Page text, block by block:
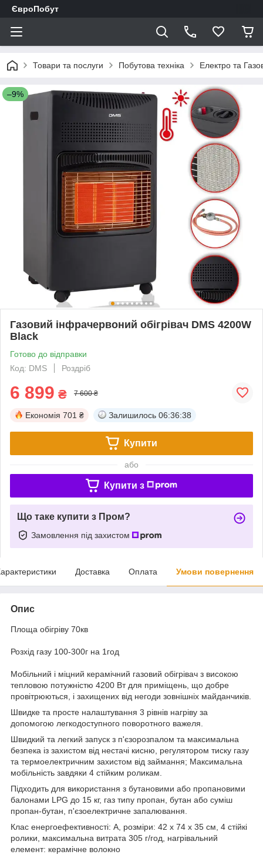
ЄвроПобут
Товари та послуги Побутова техніка Електро та
–9%
Газовий інфрачервоний обігрівач DMS 4200W
Black
Готово до відправки
Код: DMS
Роздріб
6 899 ₴ 7 600 ₴
Економія 701 ₴ Залишилось 06:36:38
Купити
або
Купити з
Що таке купити з Пром?
Замовлення під захистом
Доставка Оплата Умови повернення
Опис
Площа обігріву 70кв
Розхід газу 100-300г на 1год
Мобільний і міцний керамічний газовий обігрівач з високою
тепловою потужністю 4200 Вт для приміщень, що добре
провітрюються, і захищених від негоди зовнішніх майданчиків.
Швидке та просте налаштування 3 рівнів нагріву за
допомогою легкодоступного поворотного важеля.
Швидкий та легкий запуск з п'єзорозпалом та максимальна
безпека із захистом від нестачі кисню, регулятором тиску газу
та термоелектричним захистом від займання; Максимальна
мобільність завдяки 4 стійким роликам.
Підходить для використання з бутановими або пропановими
балонами LPG до 15 кг, газ типу пропан, бутан або суміш
пропан-бутан, п'єзоелектричне запалювання.
Клас енергоефективності: A, розміри: 42 x 74 x 35 см, 4 стійкі
ролики, максимальна витрата 305 г/год, нагрівальний
елемент: керамічне волокно